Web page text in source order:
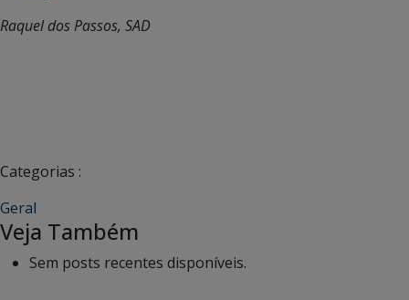
Raquel dos Passos, SAD
Categorias :
Geral
Veja Também
Sem posts recentes disponíveis.